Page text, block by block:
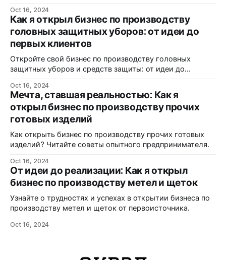
Oct 16, 2024
Как я открыл бизнес по производству
головных защитных уборов: от идеи до
первых клиентов
Откройте свой бизнес по производству головных
защитных уборов и средств защиты: от идеи до
Oct 16, 2024
Мечта, ставшая реальностью: Как я
открыл бизнес по производству прочих
готовых изделий
Как открыть бизнес по производству прочих готовых
изделий? Читайте советы опытного предпринимателя.
Oct 16, 2024
От идеи до реализации: Как я открыл
бизнес по производству метел и щеток
Узнайте о трудностях и успехах в открытии бизнеса по
производству метел и щеток от первоисточника.
Oct 16, 2024